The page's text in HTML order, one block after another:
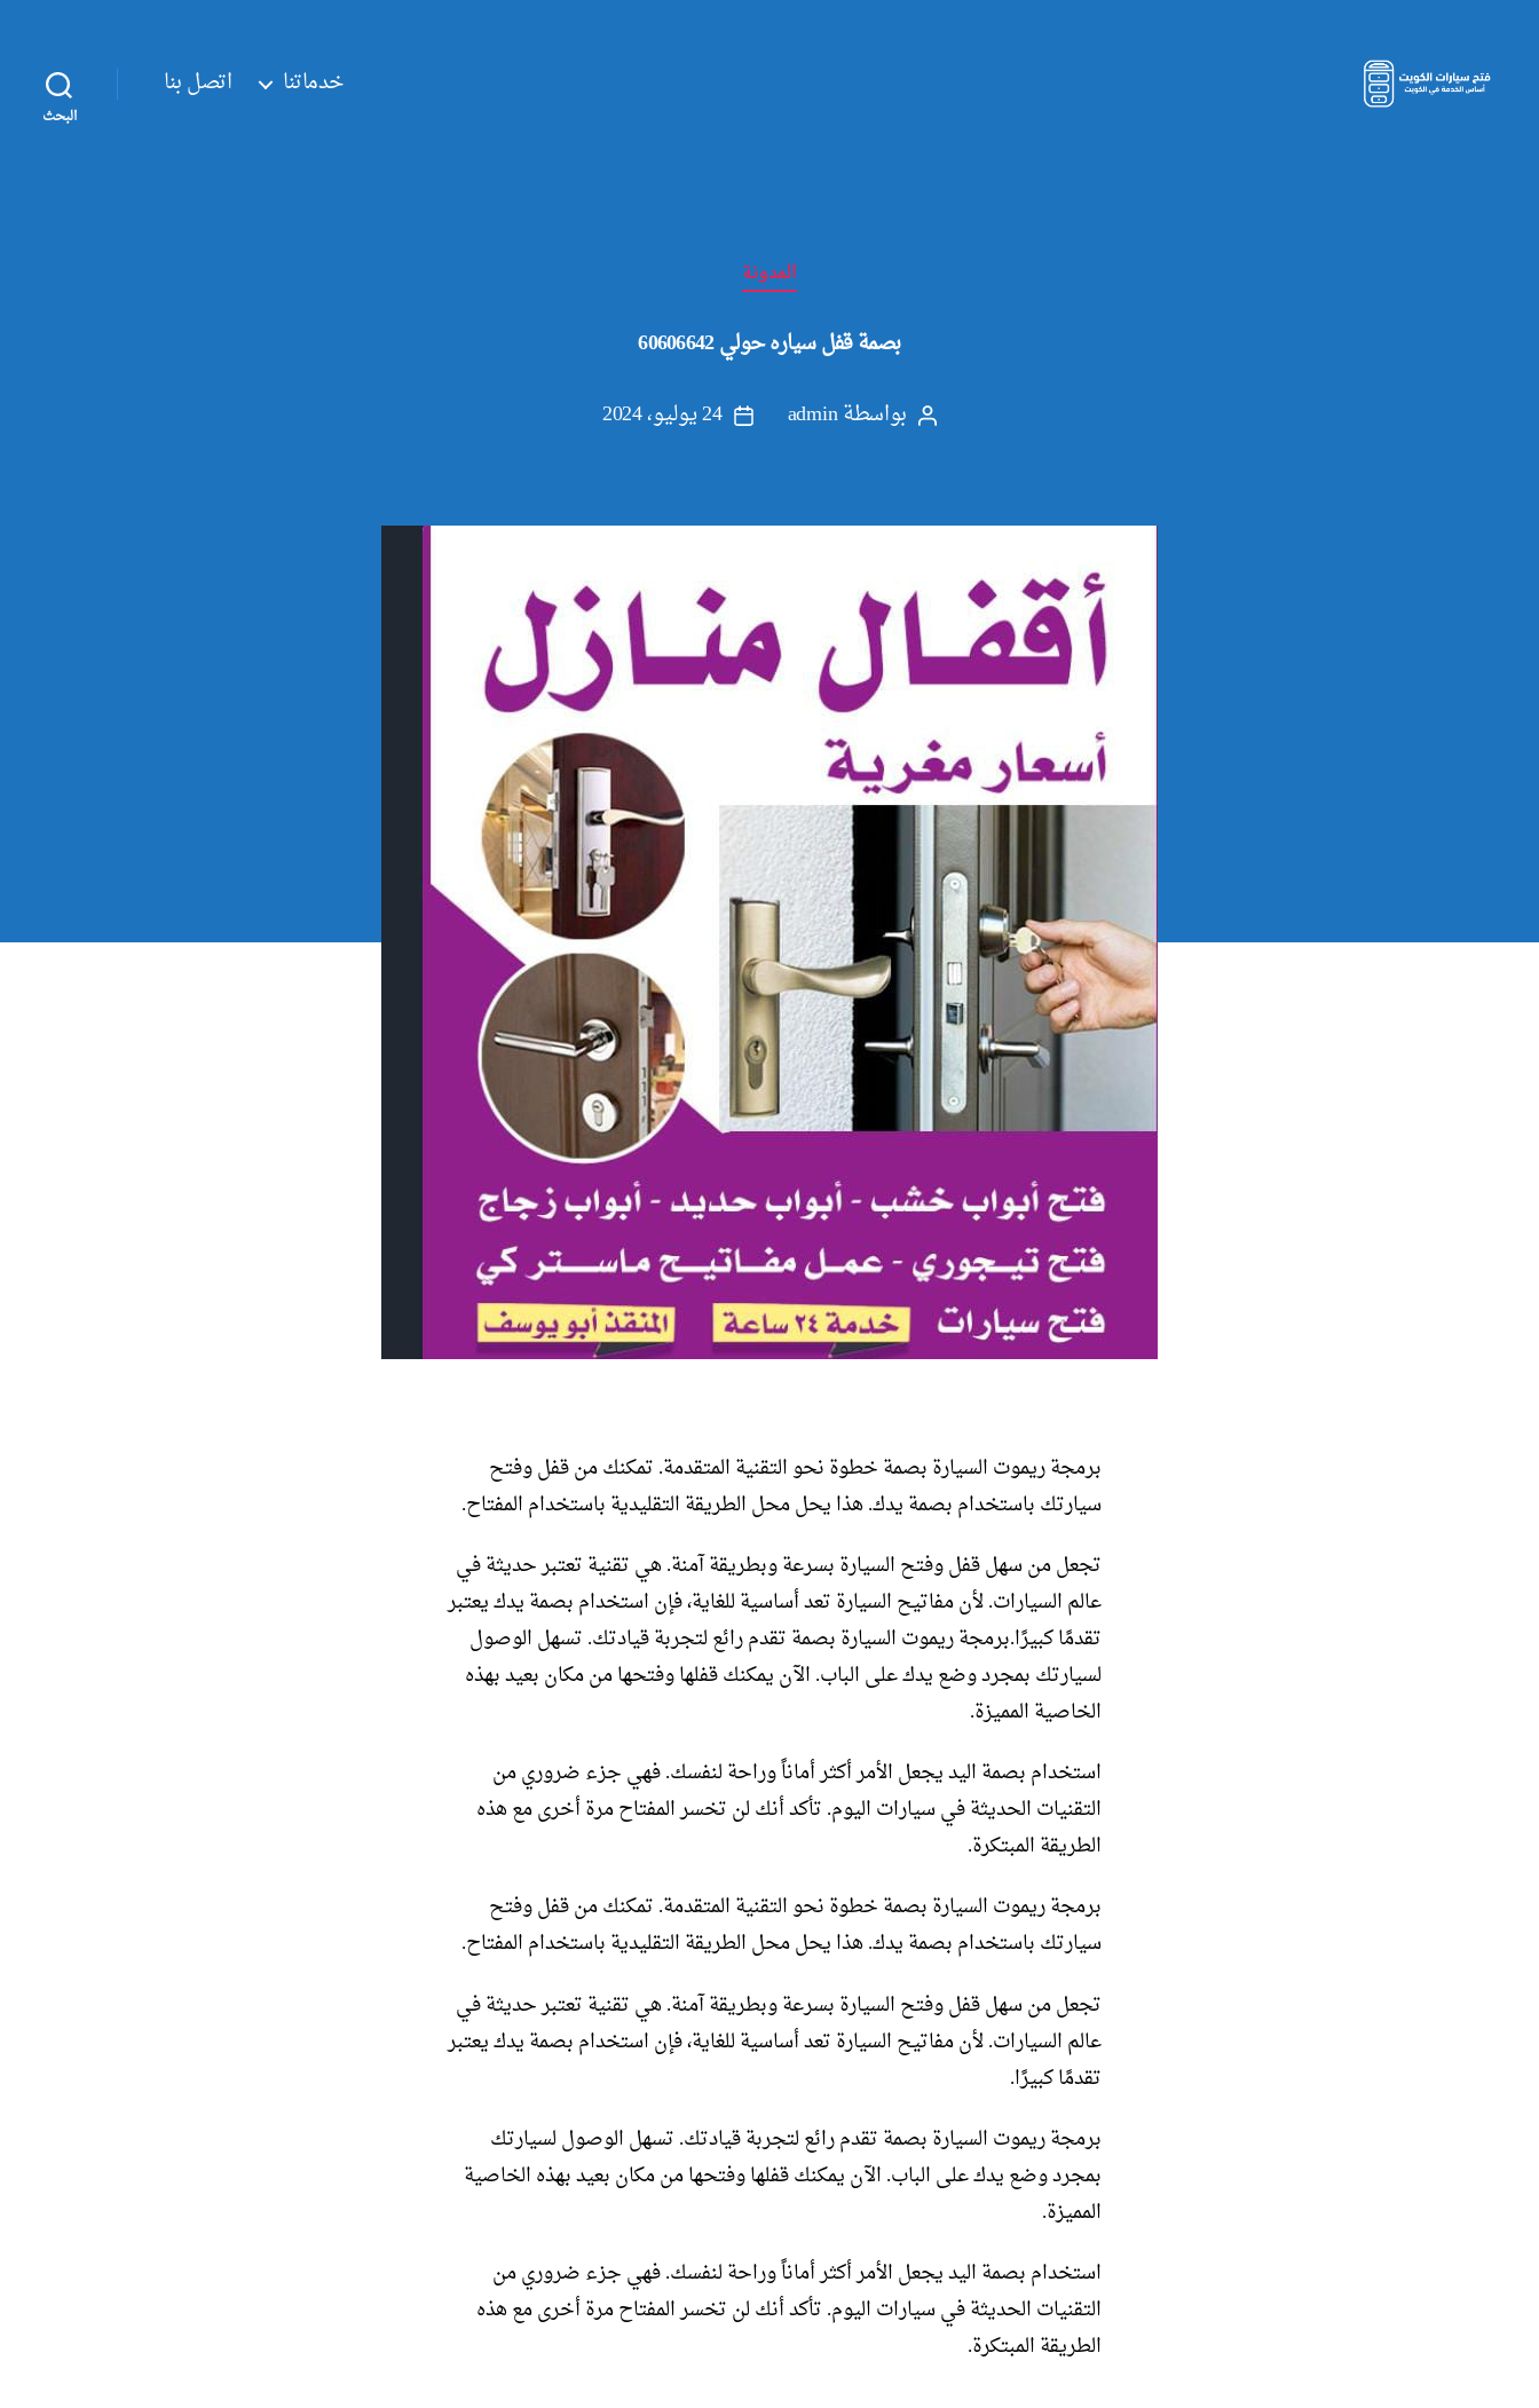
خدماتنا اتصل بنا
البحث
التصنيفاتالمدونة
بصمة قفل سياره حولي 60606642
كاتببواسطةadmin
تاريخ
24 يوليو، 2024
برمجة ريموت السيارة بصمة خطوة نحو التقنية المتقدمة. تمكنك من قفل وفتح
سيارتك باستخدام بصمة يدك. هذا يحل محل الطريقة التقليدية باستخدام المفتاح.
تجعل من سهل قفل وفتح السيارة بسرعة وبطريقة آمنة. هي تقنية تعتبر حديثة في
عالم السيارات. لأن مفاتيح السيارة تعد أساسية للغاية، فإن استخدام بصمة يدك يعتبر
تقدمًا كبيرًا.برمجة ريموت السيارة بصمة تقدم رائع لتجربة قيادتك. تسهل الوصول
لسيارتك بمجرد وضع يدك على الباب. الآن يمكنك قفلها وفتحها من مكان بعيد بهذه
الخاصية المميزة.
استخدام بصمة اليد يجعل الأمر أكثر أماناً وراحة لنفسك. فهي جزء ضروري من
التقنيات الحديثة في سيارات اليوم. تأكد أنك لن تخسر المفتاح مرة أخرى مع هذه
الطريقة المبتكرة.
برمجة ريموت السيارة بصمة خطوة نحو التقنية المتقدمة. تمكنك من قفل وفتح
سيارتك باستخدام بصمة يدك. هذا يحل محل الطريقة التقليدية باستخدام المفتاح.
تجعل من سهل قفل وفتح السيارة بسرعة وبطريقة آمنة. هي تقنية تعتبر حديثة في
عالم السيارات. لأن مفاتيح السيارة تعد أساسية للغاية، فإن استخدام بصمة يدك يعتبر
تقدمًا كبيرًا.
برمجة ريموت السيارة بصمة تقدم رائع لتجربة قيادتك. تسهل الوصول لسيارتك
بمجرد وضع يدك على الباب. الآن يمكنك قفلها وفتحها من مكان بعيد بهذه الخاصية
المميزة.
استخدام بصمة اليد يجعل الأمر أكثر أماناً وراحة لنفسك. فهي جزء ضروري من
التقنيات الحديثة في سيارات اليوم. تأكد أنك لن تخسر المفتاح مرة أخرى مع هذه
الطريقة المبتكرة.